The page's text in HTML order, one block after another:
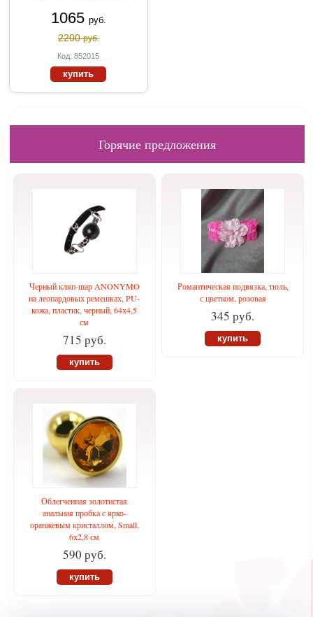
1065 руб.
2200руб.
Код: 852015
купить
Горячие предложения
Черный кляп-шар ANONYMO
на леопардовых ремешках, PU-
кожа, пластик, черный, 64х4,5
см
715 руб.
купить
Романтическая подвязка, тюль,
с цветком, розовая
345 руб.
купить
Облегченная золотистая
анальная пробка с ярко-
оранжевым кристаллом, Small,
6х2,8 см
590 руб.
купить